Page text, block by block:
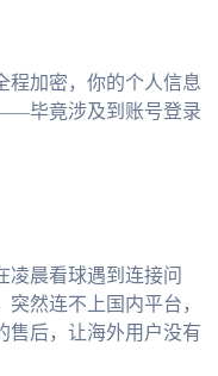
程加密，你的个人信息
毕竟涉及到账号登录
晨看球遇到连接问
然连不上国内平台，
售后，让海外用户没有